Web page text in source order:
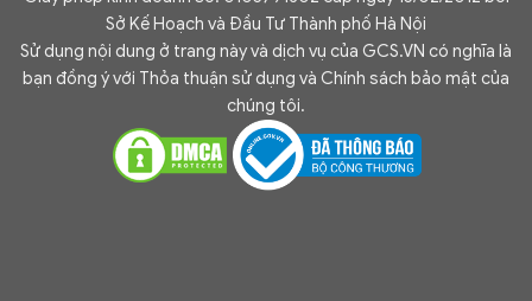
Sở Kế Hoạch và Đầu Tư Thành phố Hà Nội
Sử dụng nội dung ở trang này và dịch vụ của GCS.VN có nghĩa là
bạn đồng ý với Thỏa thuận sử dụng và Chính sách bảo mật của
chúng tôi.